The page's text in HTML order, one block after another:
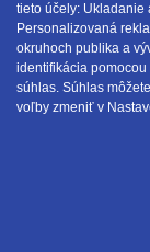
Ponča a
Čepice,
Tieto internetové
tieto účely: Ukladanie
Personalizovaná
okruhoch publika a
identifikácia
súhlas. Súhlas
voľby zmeniť v